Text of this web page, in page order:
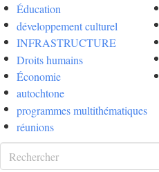
Éducation
développement culturel
INFRASTRUCTURE
Droits humains
Économie
autochtone
programmes multithématiques
réunions
Rechercher